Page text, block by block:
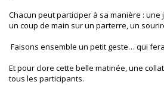
Chacun peut participer à sa manière :
un coup de main sur un parterre, un
Faisons ensemble un petit geste… qui
Et pour clore cette belle matinée, une
tous les participants.